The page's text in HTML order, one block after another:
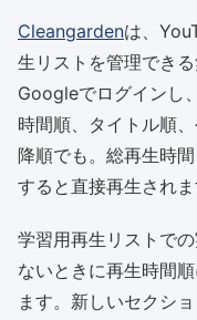
Cleangardenは、
生リストを管理でき
Googleでログインし
時間順、タイトル順
降順でも。総再生時
すると直接再生されま
学習用再生リストで
ないときに再生時間
ます。新しいセクシ